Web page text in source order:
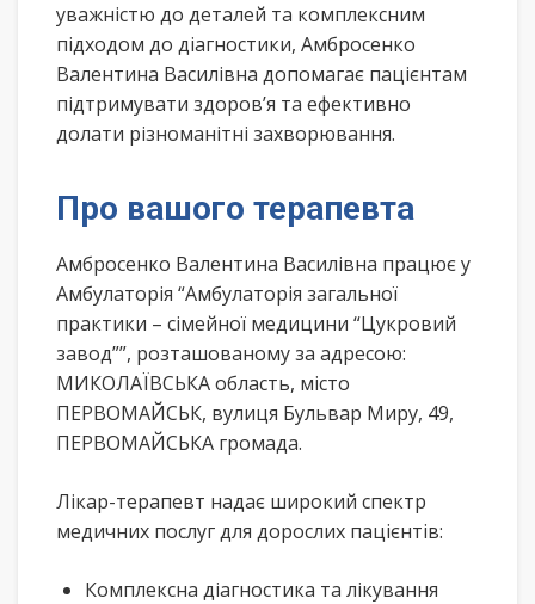
уважністю до деталей та комплексним
підходом до діагностики, Амбросенко
Валентина Василівна допомагає пацієнтам
підтримувати здоров’я та ефективно
долати різноманітні захворювання.
Про вашого терапевта
Амбросенко Валентина Василівна працює у
Амбулаторія “Амбулаторія загальної
практики – сімейної медицини “Цукровий
завод””, розташованому за адресою:
МИКОЛАЇВСЬКА область, місто
ПЕРВОМАЙСЬК, вулиця Бульвар Миру, 49,
ПЕРВОМАЙСЬКА громада.
Лікар-терапевт надає широкий спектр
медичних послуг для дорослих пацієнтів:
Комплексна діагностика та лікування